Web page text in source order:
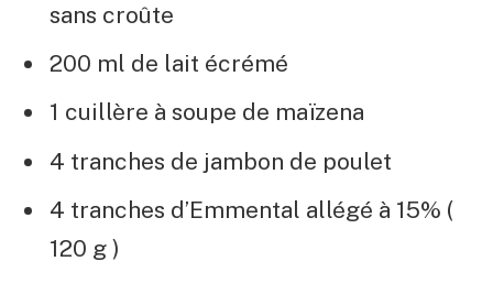
sans croûte
200 ml de lait écrémé
1 cuillère à soupe de maïzena
4 tranches de jambon de poulet
4 tranches d’Emmental allégé à 15% (
120 g )